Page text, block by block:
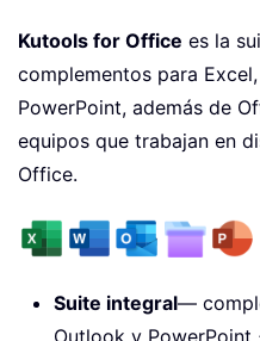
Kutools for Office es la
complementos para
PowerPoint, además de
equipos que trabajan en
Office.
Suite integral—
Outlook y PowerPoint